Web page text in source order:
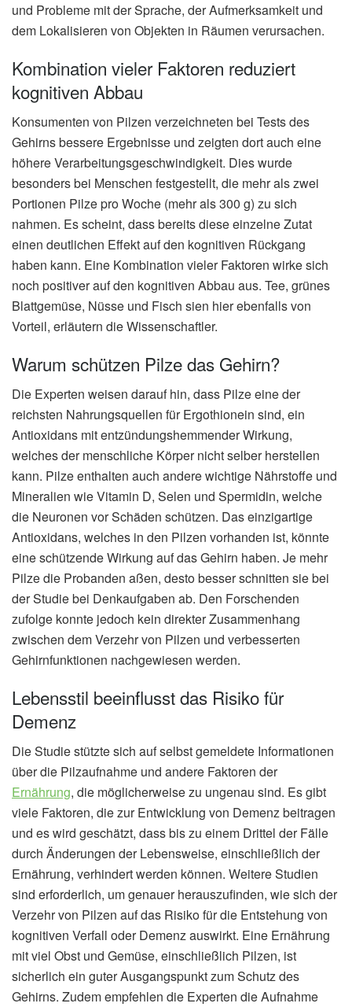
und Probleme mit der Sprache, der Aufmerksamkeit und
dem Lokalisieren von Objekten in Räumen verursachen.
Kombination vieler Faktoren reduziert
kognitiven Abbau
Konsumenten von Pilzen verzeichneten bei Tests des
Gehirns bessere Ergebnisse und zeigten dort auch eine
höhere Verarbeitungsgeschwindigkeit. Dies wurde
besonders bei Menschen festgestellt, die mehr als zwei
Portionen Pilze pro Woche (mehr als 300 g) zu sich
nahmen. Es scheint, dass bereits diese einzelne Zutat
einen deutlichen Effekt auf den kognitiven Rückgang
haben kann. Eine Kombination vieler Faktoren wirke sich
noch positiver auf den kognitiven Abbau aus. Tee, grünes
Blattgemüse, Nüsse und Fisch sien hier ebenfalls von
Vorteil, erläutern die Wissenschaftler.
Warum schützen Pilze das Gehirn?
Die Experten weisen darauf hin, dass Pilze eine der
reichsten Nahrungsquellen für Ergothionein sind, ein
Antioxidans mit entzündungshemmender Wirkung,
welches der menschliche Körper nicht selber herstellen
kann. Pilze enthalten auch andere wichtige Nährstoffe und
Mineralien wie Vitamin D, Selen und Spermidin, welche
die Neuronen vor Schäden schützen. Das einzigartige
Antioxidans, welches in den Pilzen vorhanden ist, könnte
eine schützende Wirkung auf das Gehirn haben. Je mehr
Pilze die Probanden aßen, desto besser schnitten sie bei
der Studie bei Denkaufgaben ab. Den Forschenden
zufolge konnte jedoch kein direkter Zusammenhang
zwischen dem Verzehr von Pilzen und verbesserten
Gehirnfunktionen nachgewiesen werden.
Lebensstil beeinflusst das Risiko für
Demenz
Die Studie stützte sich auf selbst gemeldete Informationen
über die Pilzaufnahme und andere Faktoren der
Ernährung, die möglicherweise zu ungenau sind. Es gibt
viele Faktoren, die zur Entwicklung von Demenz beitragen
und es wird geschätzt, dass bis zu einem Drittel der Fälle
durch Änderungen der Lebensweise, einschließlich der
Ernährung, verhindert werden können. Weitere Studien
sind erforderlich, um genauer herauszufinden, wie sich der
Verzehr von Pilzen auf das Risiko für die Entstehung von
kognitiven Verfall oder Demenz auswirkt. Eine Ernährung
mit viel Obst und Gemüse, einschließlich Pilzen, ist
sicherlich ein guter Ausgangspunkt zum Schutz des
Gehirns. Zudem empfehlen die Experten die Aufnahme